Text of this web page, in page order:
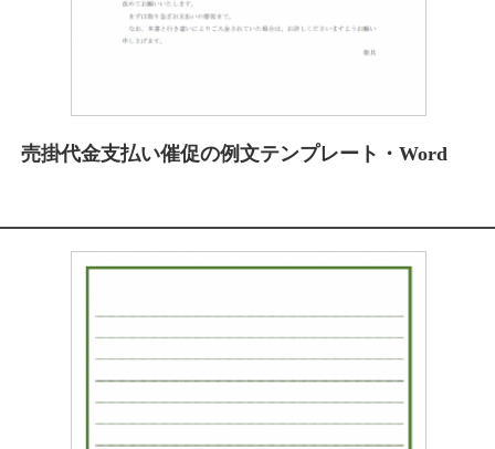
売掛代金支払い催促の例文テンプレート・Word